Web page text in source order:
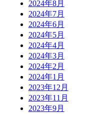
2024年8月
2024年7月
2024年6月
2024年5月
2024年4月
2024年3月
2024年2月
2024年1月
2023年12月
2023年11月
2023年9月